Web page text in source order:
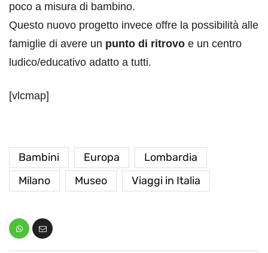
poco a misura di bambino.
Questo nuovo progetto invece offre la possibilità alle
famiglie di avere un punto di ritrovo e un centro
ludico/educativo adatto a tutti.
[vlcmap]
Bambini Europa
Lombardia
Milano
Museo Viaggi in Italia